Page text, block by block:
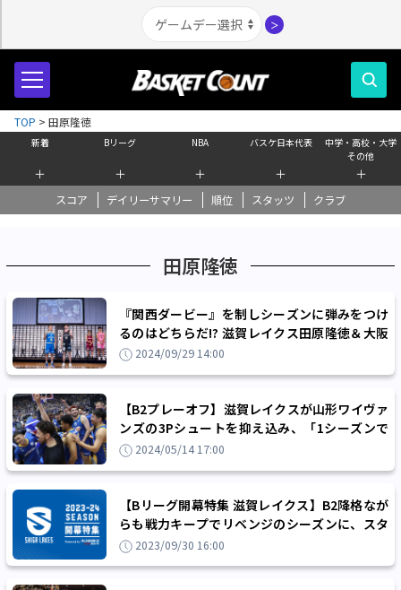
＞
新着
＋
Bリーグ
＋
NBA
＋
バスケ日本代表
＋
中学・高校・大学
その他
＋
スコア デイリーサマリー 順位 スタッツ クラブ
TOP > 田原隆徳
田原隆徳
『関西ダービー』を制しシーズンに弾みをつけ
るのはどちらだ!? 滋賀レイクス田原隆徳＆大阪
エヴェッサ牧隼利が語る開幕戦と今季の抱負
2024/09/29 14:00
【B2プレーオフ】滋賀レイクスが山形ワイヴァ
ンズの3Pシュートを抑え込み、「1シーズンで
のB1復帰」のミッションを達成
2024/05/14 17:00
【Bリーグ開幕特集 滋賀レイクス】B2降格なが
らも戦力キープでリベンジのシーズンに、スタ
イルを貫き最短B1復帰を目指す！
2023/09/30 16:00